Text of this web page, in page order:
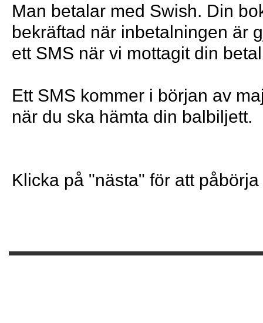
Man betalar med Swish. Din
bekräftad när inbetalningen är
ett SMS när vi mottagit din
Ett SMS kommer i början av
när du ska hämta din balbiljett.
Klicka på "nästa" för att